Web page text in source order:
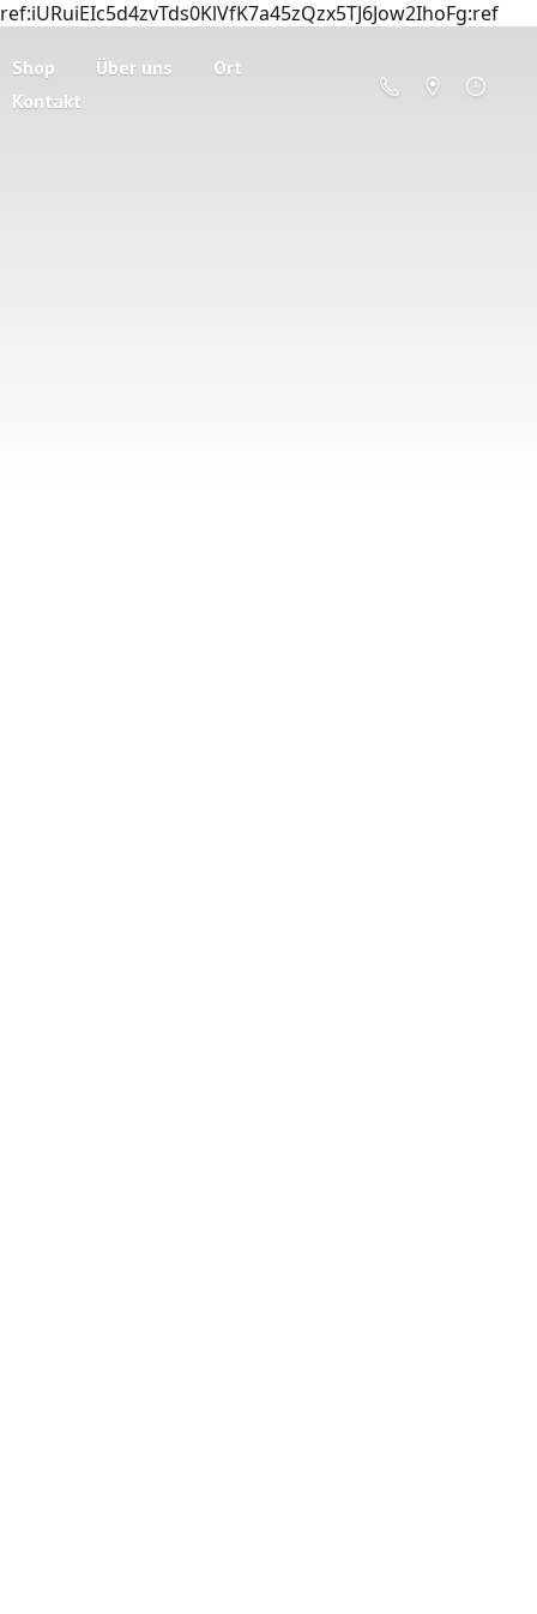
ref:iURuiEIc5d4zvTds0KlVfK7a45zQzx5TJ6Jow2IhoFg:ref
Shop Über uns
Ort
Kontakt